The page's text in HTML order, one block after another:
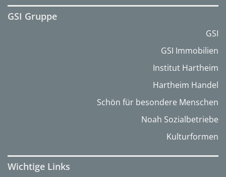
GSI Gruppe
GSI
GSI Immobilien
Institut Hartheim
Hartheim Handel
Schön für besondere Menschen
Noah Sozialbetriebe
Kulturformen
Wichtige Links